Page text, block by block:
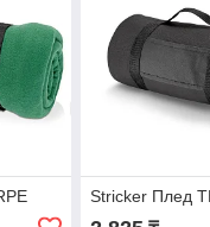
Stricker Плед